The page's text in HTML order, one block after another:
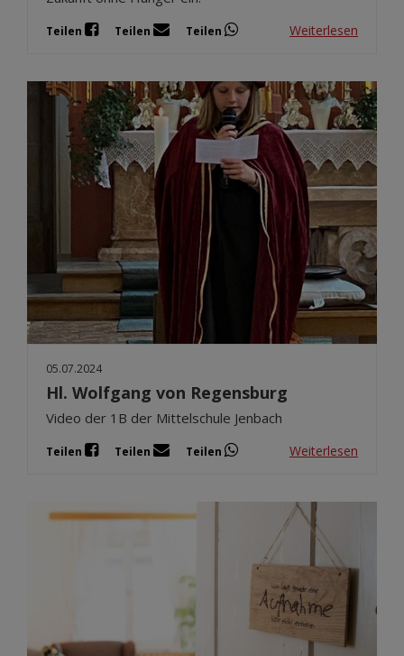
Teilen Teilen Teilen Weiterlesen
05.07.2024
Hl. Wolfgang von Regensburg
Video der 1B der Mittelschule Jenbach
Teilen Teilen Teilen Weiterlesen